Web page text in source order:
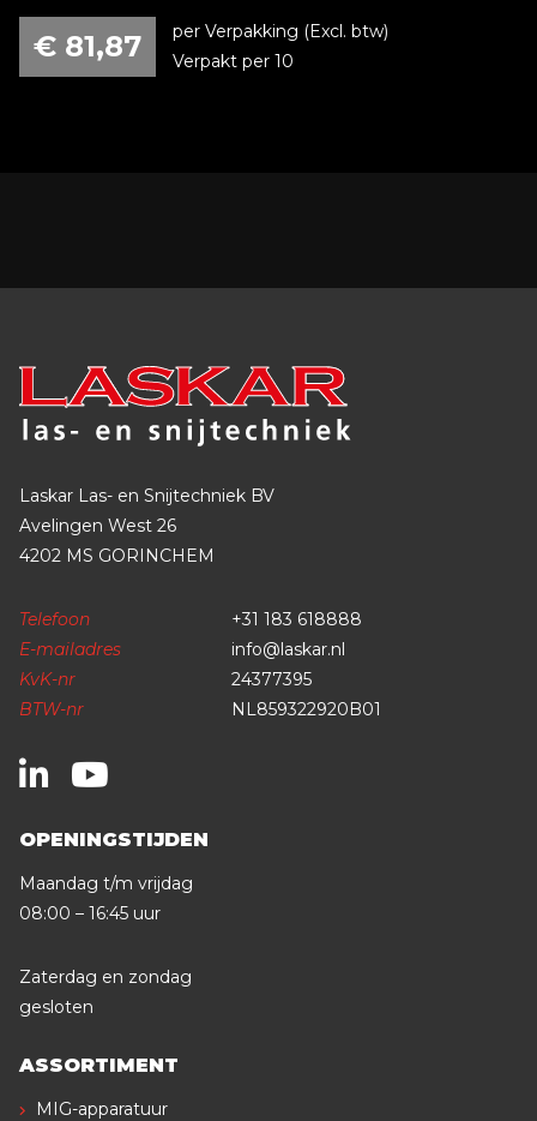
€ 81,87
per Verpakking (Excl. btw)
Verpakt per 10
Laskar Las- en Snijtechniek BV
Avelingen West 26
4202 MS GORINCHEM
Telefoon
+31 183 618888
E-mailadres
info@laskar.nl
KvK-nr
24377395
BTW-nr
NL859322920B01
OPENINGSTIJDEN
Maandag t/m vrijdag
08:00 – 16:45 uur
Zaterdag en zondag
gesloten
ASSORTIMENT
MIG-apparatuur